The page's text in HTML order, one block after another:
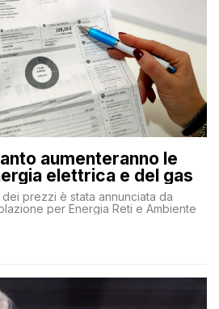
aumenteranno le
elettrica e del gas
prezzi è stata annunciata da
per Energia Reti e Ambiente